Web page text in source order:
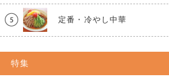
定番・冷やし中華
特集